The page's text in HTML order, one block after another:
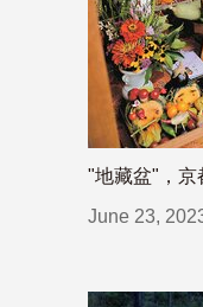
"地藏盆"，京
June 23,